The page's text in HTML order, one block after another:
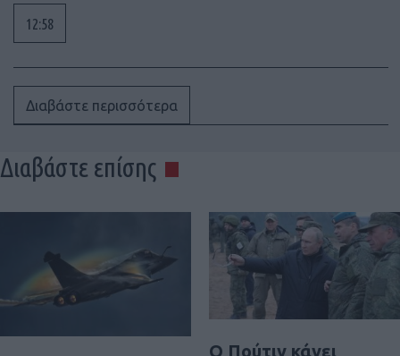
12:58
Διαβάστε περισσότερα
Διαβάστε επίσης
Ο Πούτιν κάνει